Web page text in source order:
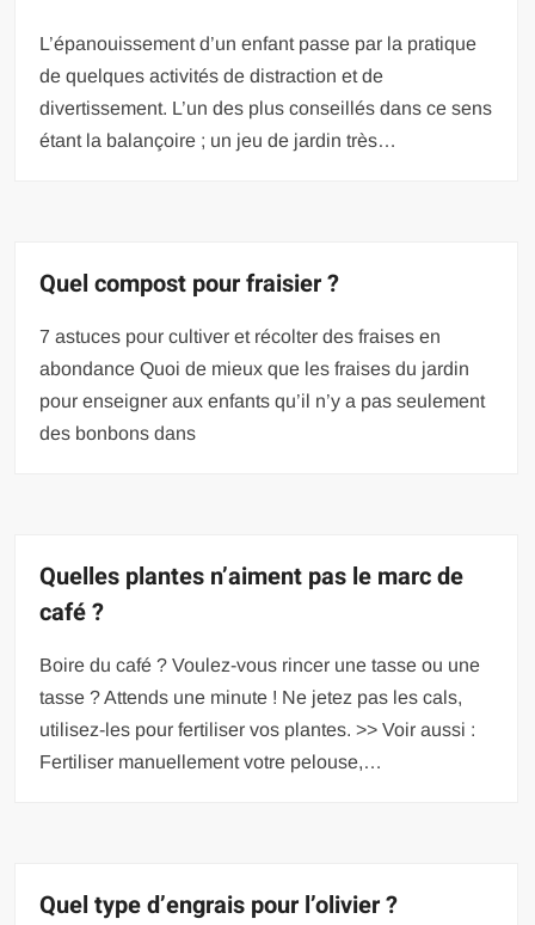
L’épanouissement d’un enfant passe par la pratique
de quelques activités de distraction et de
divertissement. L’un des plus conseillés dans ce sens
étant la balançoire ; un jeu de jardin très…
Quel compost pour fraisier ?
7 astuces pour cultiver et récolter des fraises en
abondance Quoi de mieux que les fraises du jardin
pour enseigner aux enfants qu’il n’y a pas seulement
des bonbons dans
Quelles plantes n’aiment pas le marc de
café ?
Boire du café ? Voulez-vous rincer une tasse ou une
tasse ? Attends une minute ! Ne jetez pas les cals,
utilisez-les pour fertiliser vos plantes. >> Voir aussi :
Fertiliser manuellement votre pelouse,…
Quel type d’engrais pour l’olivier ?